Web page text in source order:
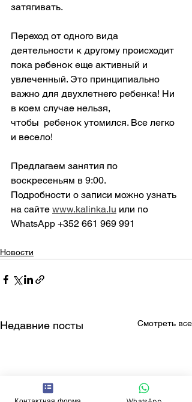
затягивать.
Переход от одного вида
деятельности к другому происходит
пока ребенок еще активный и
увлеченный. Это принципиально
важно для двухлетнего ребенка! Ни
в коем случае нельзя,
чтобы  ребенок утомился. Все легко
и весело!
Предлагаем занятия по
воскресеньям в 9:00.
Подробности о записи можно узнать
на сайте www.kalinka.lu или по
WhatsApp +352 661 969 991
Новости
Недавние посты Смотреть все